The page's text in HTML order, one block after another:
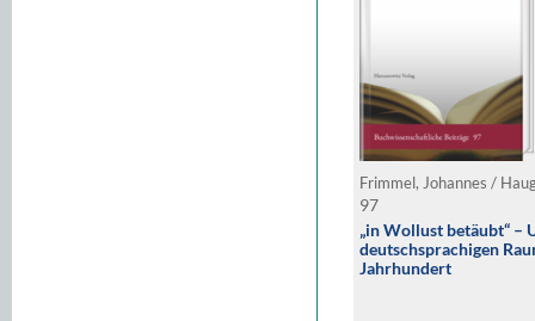
97
„in Wollust betäubt“ –
deutschsprachigen
Jahrhundert